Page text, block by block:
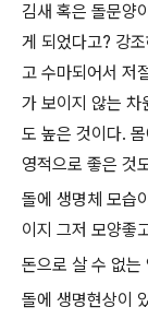
김새 혹은 돌문양
게 되었다고? 강
고 수마되어서 저
가 보이지 않는 차
도 높은 것이다.
영적으로 좋은 것
돌에 생명체 모습
이지 그저 모양좋
돈으로 살 수 없는
돌에 생명현상이